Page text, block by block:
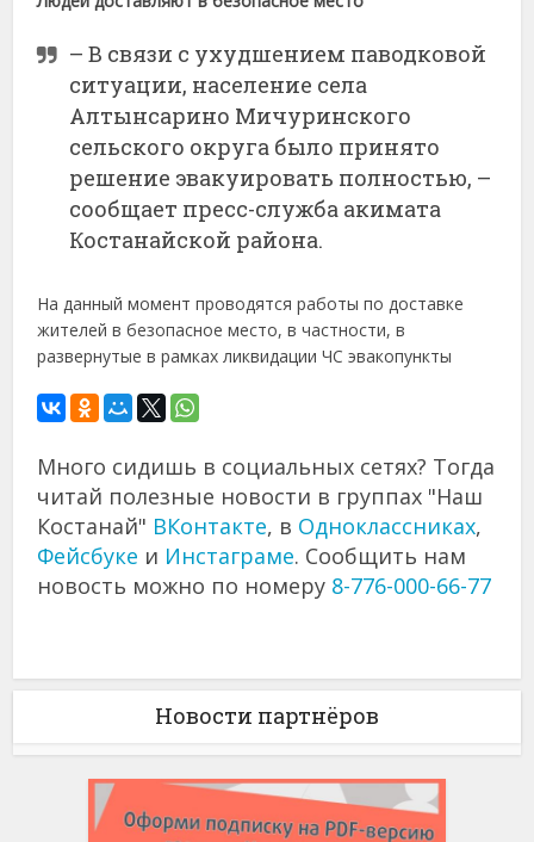
– В связи с ухудшением паводковой
ситуации, население села
Алтынсарино Мичуринского
сельского округа было принято
решение эвакуировать полностью, –
сообщает пресс-служба акимата
Костанайской района.
На данный момент проводятся работы по доставке
жителей в безопасное место, в частности, в
развернутые в рамках ликвидации ЧС эвакопункты
Много сидишь в социальных сетях? Тогда
читай полезные новости в группах "Наш
Костанай" ВКонтакте, в Одноклассниках,
Фейсбуке и Инстаграме. Сообщить нам
новость можно по номеру 8-776-000-66-77
Новости партнёров